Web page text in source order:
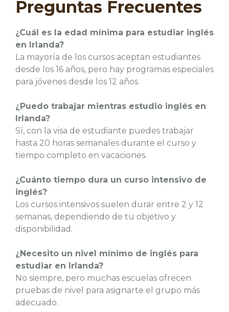
Preguntas Frecuentes
¿Cuál es la edad mínima para estudiar inglés
en Irlanda?
La mayoría de los cursos aceptan estudiantes
desde los 16 años, pero hay programas especiales
para jóvenes desde los 12 años.
¿Puedo trabajar mientras estudio inglés en
Irlanda?
Sí, con la visa de estudiante puedes trabajar
hasta 20 horas semanales durante el curso y
tiempo completo en vacaciones.
¿Cuánto tiempo dura un curso intensivo de
inglés?
Los cursos intensivos suelen durar entre 2 y 12
semanas, dependiendo de tu objetivo y
disponibilidad.
¿Necesito un nivel mínimo de inglés para
estudiar en Irlanda?
No siempre, pero muchas escuelas ofrecen
pruebas de nivel para asignarte el grupo más
adecuado.